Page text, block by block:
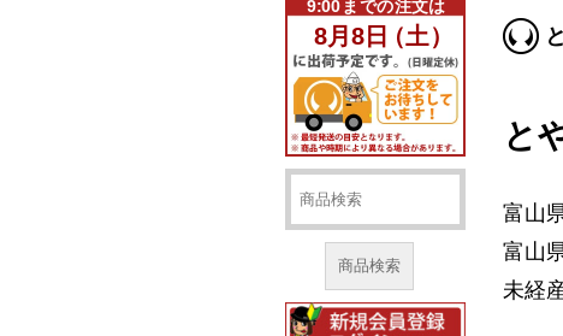
商品検索
と
富山
富山
未経